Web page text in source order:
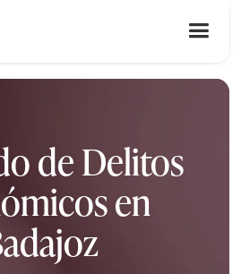
de Delitos
en